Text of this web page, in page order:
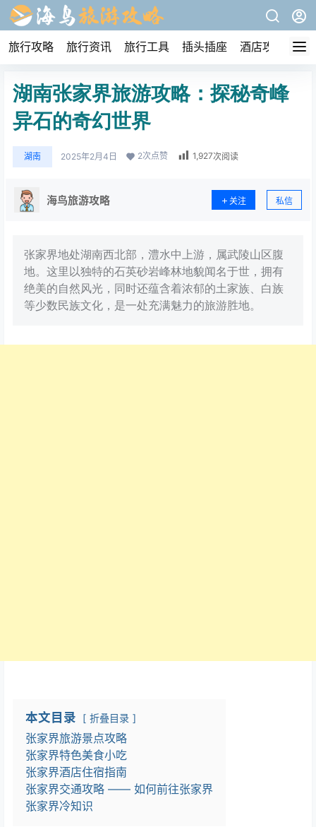
旅行攻略 旅行资讯 旅行工具 插头插座 酒店攻略
湖南张家界旅游攻略：探秘奇峰
异石的奇幻世界
湖南 2025年2月4日 2次点赞 1,927次阅读
海鸟旅游攻略 关注 私信
张家界地处湖南西北部，澧水中上游，属武陵山区腹
地。这里以独特的石英砂岩峰林地貌闻名于世，拥有
绝美的自然风光，同时还蕴含着浓郁的土家族、白族
等少数民族文化，是一处充满魅力的旅游胜地。
本文目录 折叠目录
张家界旅游景点攻略
张家界特色美食小吃
张家界酒店住宿指南
张家界交通攻略 —— 如何前往张家界
张家界冷知识